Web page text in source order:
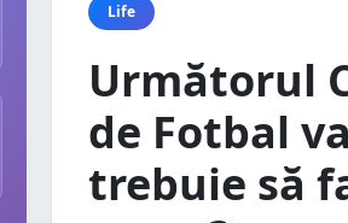
Life
Următorul
de Fotbal
trebuie să